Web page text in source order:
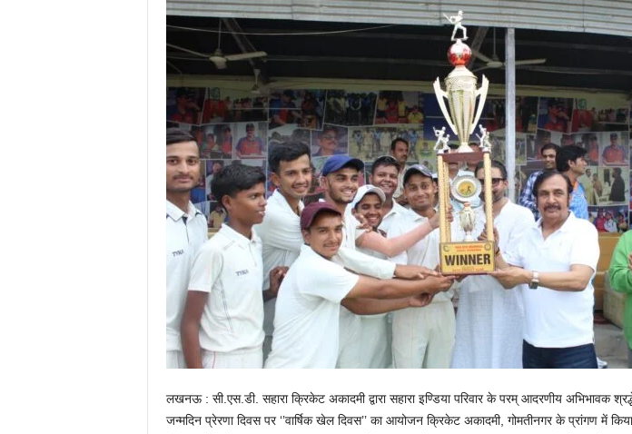
लखनऊ : सी.एस.डी. सहारा क्रिकेट अकादमी द्वारा सहारा इण्डिया परिवार के परम् आदरणीय अभिभावक
जन्मदिन प्रेरणा दिवस पर ‘’वार्षिक खेल दिवस’’ का आयोजन क्रिकेट अकादमी, गोमतीनगर के प्रांगण में